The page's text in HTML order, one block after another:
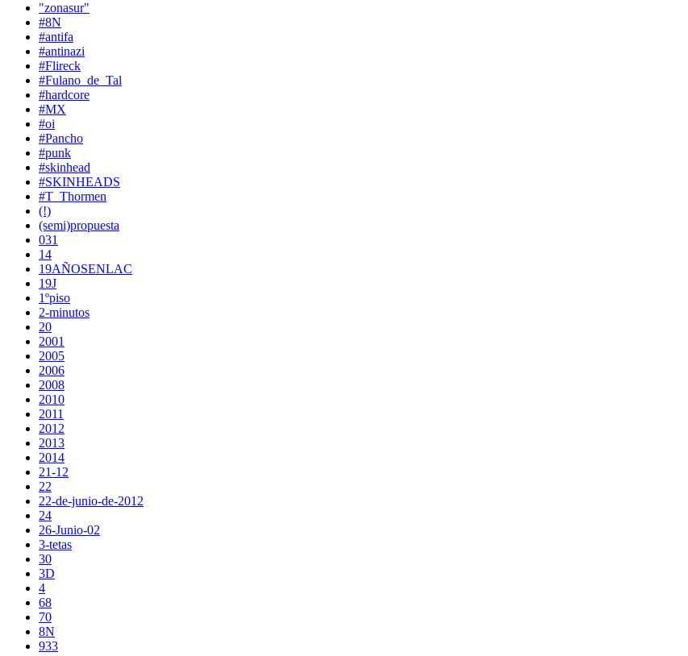
"zonasur"
#8N
#antifa
#antinazi
#Flireck
#Fulano_de_Tal
#hardcore
#MX
#oi
#Pancho
#punk
#skinhead
#SKINHEADS
#T_Thormen
(!)
(semi)propuesta
031
14
19AÑOSENLAC
19J
1ºpiso
2-minutos
20
2001
2005
2006
2008
2010
2011
2012
2013
2014
21-12
22
22-de-junio-de-2012
24
26-Junio-02
3-tetas
30
3D
4
68
70
8N
933